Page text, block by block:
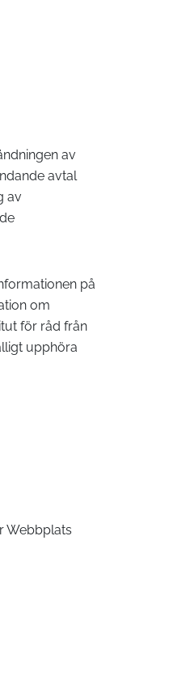
av
avtal
av
på
om
för råd från
upphöra
Webbplats